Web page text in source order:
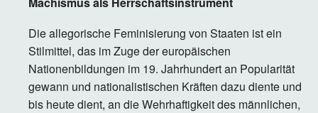
Die allegorische Feminisierung von Staaten ist ein
Stilmittel, das im Zuge der europäischen
Nationenbildungen im 19. Jahrhundert an Popularität
gewann und nationalistischen Kräften dazu diente und
bis heute dient, an die Wehrhaftigkeit des männlichen,